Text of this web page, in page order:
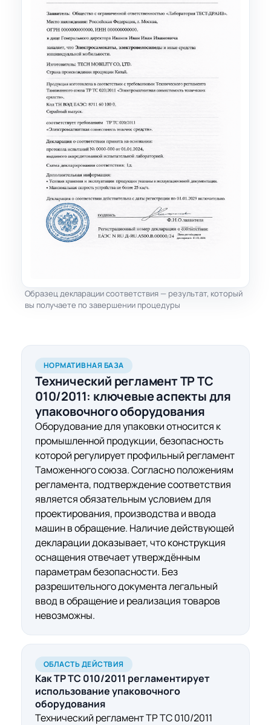
Образец декларации соответствия — результат, который
вы получаете по завершении процедуры
НОРМАТИВНАЯ БАЗА
Технический регламент ТР ТС
010/2011: ключевые аспектыдля
упаковочного оборудования
Оборудование для упаковки относится к
промышленной продукции, безопасность
которой регулирует профильный регламент
Таможенного союза. Согласно положениям
регламента, подтверждение соответствия
является обязательным условием для
проектирования, производства и ввода
машин в обращение. Наличие действующей
декларации доказывает, что конструкция
оснащения отвечает утверждённым
параметрам безопасности. Без
разрешительного документа легальный
ввод в обращение и реализация товаров
невозможны.
ОБЛАСТЬ ДЕЙСТВИЯ
Как ТР ТС 010/2011 регламентирует
использование упаковочного
оборудования
Технический регламент ТР ТС 010/2011